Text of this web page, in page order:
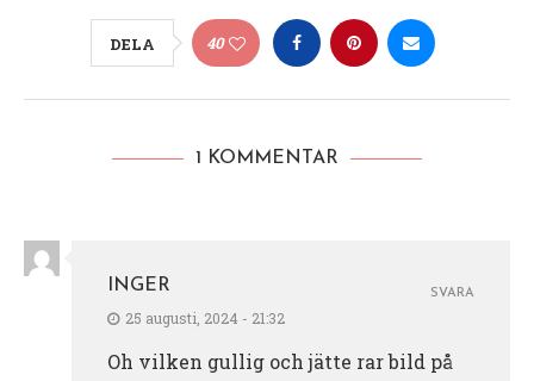
DELA 40
1 KOMMENTAR
INGER
25 augusti, 2024 - 21:32
Oh vilken gullig och jätte rar bild på
SVARA